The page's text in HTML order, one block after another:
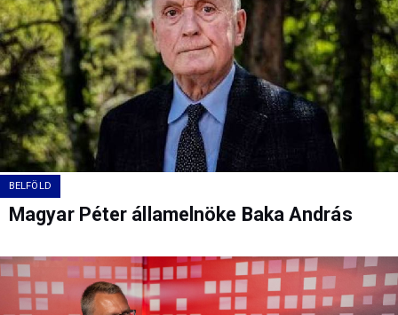
BELFÖLD
Magyar Péter államelnöke Baka András